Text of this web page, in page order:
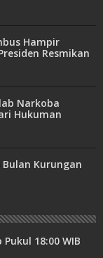
Hampir
Resmikan
Narkoba
Hukuman
Kurungan
18:00 WIB